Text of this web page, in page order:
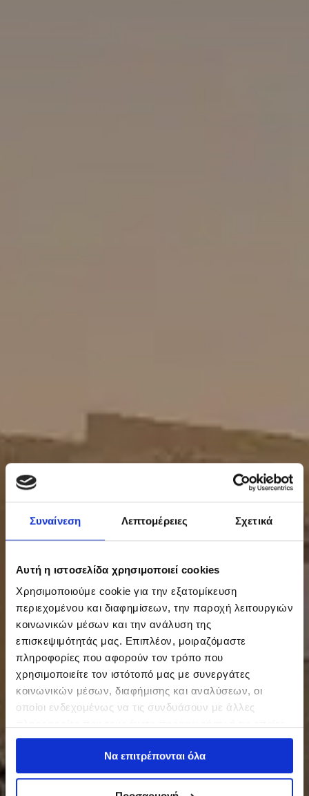
Συναίνεση Λεπτομέρειες Σχετικά
Αυτή η ιστοσελίδα χρησιμοποιεί cookies
Χρησιμοποιούμε cookie για την εξατομίκευση
περιεχομένου και διαφημίσεων, την παροχή λειτουργιών
κοινωνικών μέσων και την ανάλυση της
επισκεψιμότητάς μας. Επιπλέον, μοιραζόμαστε
πληροφορίες που αφορούν τον τρόπο που
χρησιμοποιείτε τον ιστότοπό μας με συνεργάτες
κοινωνικών μέσων, διαφήμισης και αναλύσεων, οι
οποίοι ενδεχομένως να τις συνδυάσουν με άλλες
έχουν συλλέξει σε σχέση με την από μέρους σας χρήση
των υπηρεσιών τους.Να επιτρέπονται όλα